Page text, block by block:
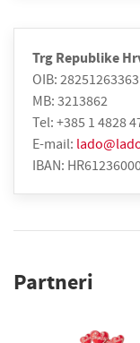
Trg Republike
OIB: 28251263363
MB: 3213862
Tel: +385 1 4828
E-mail:
IBAN:
Partneri